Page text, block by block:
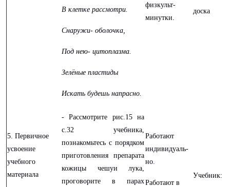
В клетке рассмотри.
Снаружи- оболочка,
Под нею- цитоплазма.
Зелёные пластиды
Искать будешь напрасно.
физкульт-
минутки.
доска
5. Первичное
усвоение
учебного
материала
- Рассмотрите рис.15 на
с.32 учебника,
познакомьтесь с порядком
приготовления препарата
кожицы чешуи лука,
проговорите в парах
Работают
индивидуаль-
но.
Работают в
Учебник: